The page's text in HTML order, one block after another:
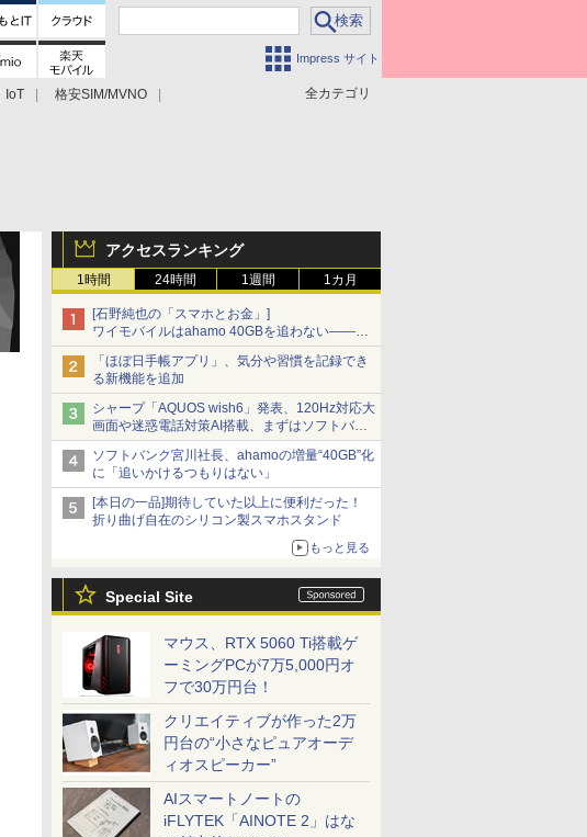
Impress サイト
全カテゴリ
IoT
格安SIM/MVNO
アクセスランキング
1時間 24時間 1週間 1カ月
[石野純也の「スマホとお金」]
ワイモバイルはahamo 40GBを追わない――単
身向け「超おトク割」の安さと1年限定の注意
「ほぼ日手帳アプリ」、気分や習慣を記録でき
る新機能を追加
シャープ「AQUOS wish6」発表、120Hz対応大
画面や迷惑電話対策AI搭載、まずはソフトバン
クの法人向け
ソフトバンク宮川社長、ahamoの増量“40GB”化
に「追いかけるつもりはない」
[本日の一品]期待していた以上に便利だった！
折り曲げ自在のシリコン製スマホスタンド
もっと見る
Special Site
マウス、RTX 5060 Ti搭載ゲ
ーミングPCが7万5,000円オ
フで30万円台！
クリエイティブが作った2万
円台の“小さなピュアオーデ
ィオスピーカー”
AIスマートノートの
iFLYTEK「AINOTE 2」はな